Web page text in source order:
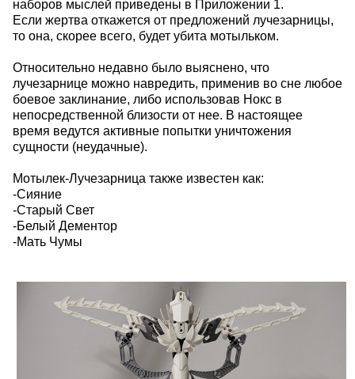
наборов мыслей приведены в Приложении 1.
Если жертва откажется от предложений лучезарницы,
то она, скорее всего, будет убита мотыльком.
Относительно недавно было выяснено, что
лучезарнице можно навредить, применив во сне любое
боевое заклинание, либо использовав Нокс в
непосредственной близости от нее. В настоящее
время ведутся активные попытки уничтожения
сущности (неудачные).
Мотылек-Лучезарница также известен как:
-Сияние
-Старый Свет
-Белый Дементор
-Мать Чумы